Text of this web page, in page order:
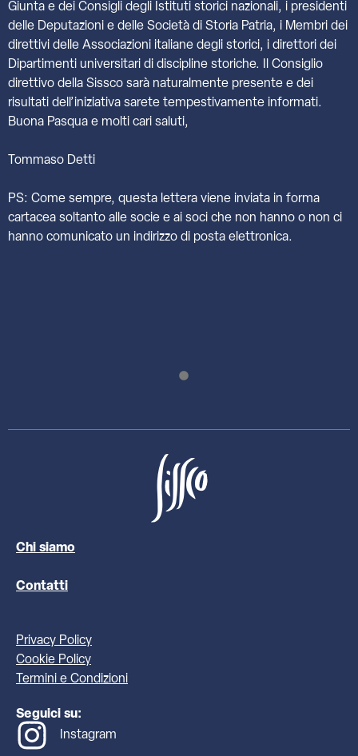
Giunta e dei Consigli degli Istituti storici nazionali, i presidenti
delle Deputazioni e delle Società di Storia Patria, i Membri dei
direttivi delle Associazioni italiane degli storici, i direttori dei
Dipartimenti universitari di discipline storiche. Il Consiglio
direttivo della Sissco sarà naturalmente presente e dei
risultati dell’iniziativa sarete tempestivamente informati.
Buona Pasqua e molti cari saluti,
Tommaso Detti
PS: Come sempre, questa lettera viene inviata in forma
cartacea soltanto alle socie e ai soci che non hanno o non ci
hanno comunicato un indirizzo di posta elettronica.
Chi siamo
Contatti
Privacy Policy
Cookie Policy
Termini e Condizioni
Seguici su:
Instagram